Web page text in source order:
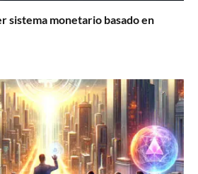
sistema monetario basado en